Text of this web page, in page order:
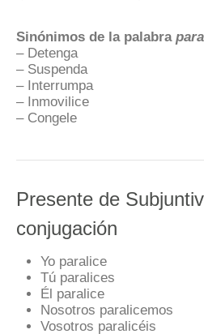
Sinónimos de la palabra
– Detenga
– Suspenda
– Interrumpa
– Inmovilice
– Congele
Presente de
conjugación
Yo paralice
Tú paralices
Él paralice
Nosotros paralicemos
Vosotros paralicéis